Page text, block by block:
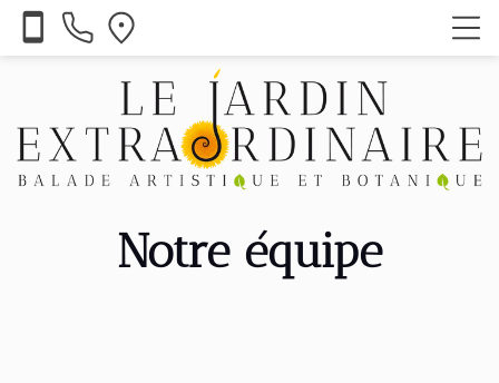
Notre équipe
smartphone